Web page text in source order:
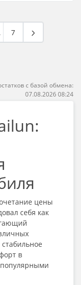
7
с базой обмена:
07.08.2026 08:24
цены
себя как
в